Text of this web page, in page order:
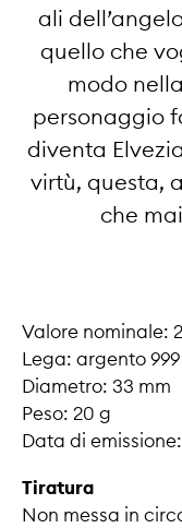
ali
quello che
modo
personaggio
diventa
virtù, questa,
che
Valore nominale:
Lega: argento 999
Diametro: 33 mm
Peso: 20 g
Data di emissione:
Tiratura
Non messa in